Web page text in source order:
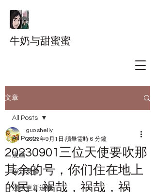
牛奶与甜蜜蜜
文章
All Posts
漫画
每日灵修
漫画更新进度
All Posts
20230901三位天使要吹那
其余的号，你们住在地上
的民，祸哉，祸哉，祸
guo shelly
2023年9月1日 讀畢需時 6 分鐘